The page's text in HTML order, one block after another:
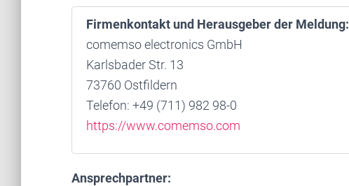
Firmenkontakt und Herausgeber der Meldung:
comemso electronics GmbH
Karlsbader Str. 13
73760 Ostfildern
Telefon: +49 (711) 982 98-0
https://www.comemso.com
Ansprechpartner: